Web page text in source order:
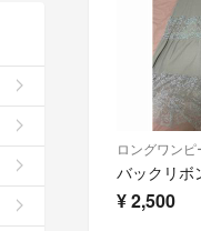
¥2,500